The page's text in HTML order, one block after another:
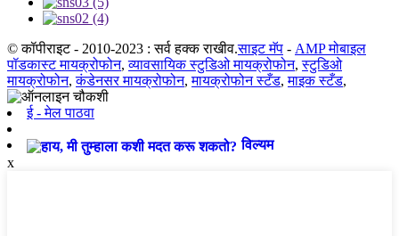
© कॉपीराइट - 2010-2023 : सर्व हक्क राखीव.साइट मॅप - AMP मोबाइल
पॉडकास्ट मायक्रोफोन,व्यावसायिक स्टुडिओ मायक्रोफोन,स्टुडिओ
मायक्रोफोन,कंडेनसर मायक्रोफोन,मायक्रोफोन स्टँड,माइक स्टँड,
ई - मेल पाठवा
विल्यम
x